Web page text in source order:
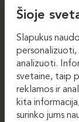
Darbo kėdės
DAUPHIN-
Šioje
Slapukus
personalizuoti,
analizuoti.
svetaine, taip
reklamos ir
kita
surinko jums